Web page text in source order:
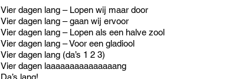
Vier dagen lang – Lopen wij maar door
Vier dagen lang – gaan wij ervoor
Vier dagen lang – Lopen als een halve zool
Vier dagen lang – Voor een gladiool
Vier dagen lang (da’s 1 2 3)
Vier dagen laaaaaaaaaaaaaaang
Da’s lang!